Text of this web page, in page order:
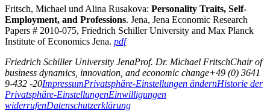
Fritsch, Michael und Alina Rusakova: Personality Traits, Self-
Employment, and Professions. Jena, Jena Economic Research
Papers # 2010-075, Friedrich Schiller University and Max Planck
Institute of Economics Jena. pdf
Friedrich Schiller University JenaProf. Dr. Michael FritschChair of
business dynamics, innovation, and economic change+49 (0) 3641
9-432 -20ImpressumPrivatsphäre-Einstellungen ändernHistorie der
Privatsphäre-EinstellungenEinwilligungen
widerrufenDatenschutzerklärung